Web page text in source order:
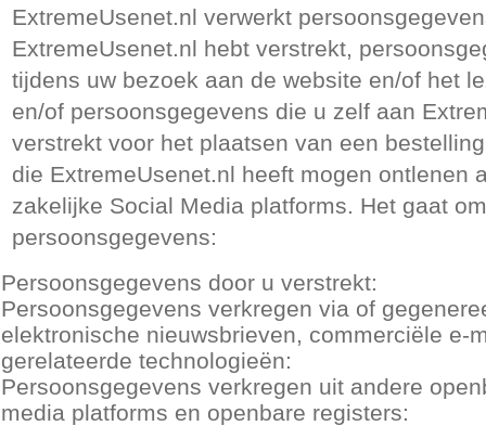
ExtremeUsenet.nl verwerkt
ExtremeUsenet.nl hebt verstrekt,
tijdens uw bezoek aan de website en/of het
en/of persoonsgegevens die u zelf aan
verstrekt voor het plaatsen van een
die ExtremeUsenet.nl heeft mogen ontlenen
zakelijke Social Media platforms. Het gaat
persoonsgegevens:
Persoonsgegevens door u verstrekt:
Persoonsgegevens verkregen via of
elektronische nieuwsbrieven, commerciële e-
gerelateerde technologieën:
Persoonsgegevens verkregen uit andere
media platforms en openbare registers: